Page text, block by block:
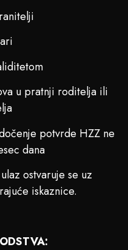
u pratnji roditelja ili
potvrde HZZ ne
dana
ostvaruje se uz
iskaznice.